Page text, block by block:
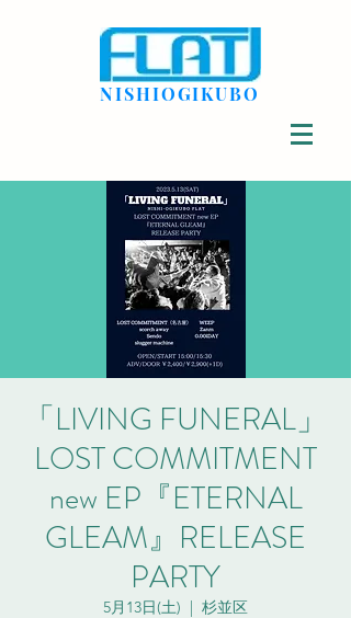
NISHIOGIKUBO
「LIVING FUNERAL」
LOST COMMITMENT
new EP『ETERNAL
GLEAM』RELEASE
PARTY
5月13日(土)
  |
杉並区